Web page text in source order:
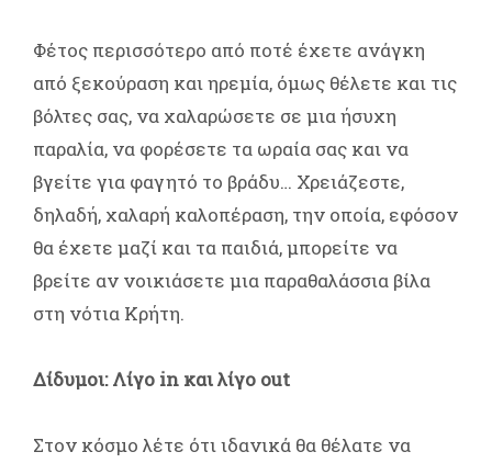
Φέτος περισσότερο από ποτέ έχετε ανάγκη
από ξεκούραση και ηρεμία, όμως θέλετε και τις
βόλτες σας, να χαλαρώσετε σε μια ήσυχη
παραλία, να φορέσετε τα ωραία σας και να
βγείτε για φαγητό το βράδυ… Χρειάζεστε,
δηλαδή, χαλαρή καλοπέραση, την οποία, εφόσον
θα έχετε μαζί και τα παιδιά, μπορείτε να
βρείτε αν νοικιάσετε μια παραθαλάσσια βίλα
στη νότια Κρήτη.
Δίδυμοι: Λίγο in και λίγο out
Στον κόσμο λέτε ότι ιδανικά θα θέλατε να